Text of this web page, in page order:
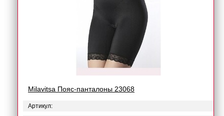
Milavitsa Пояс-панталоны 23068
Артикул: